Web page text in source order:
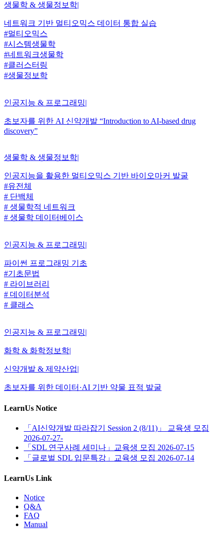
생물학 & 생물정보학|
네트워크 기반 멀티오믹스 데이터 통합 실습
#멀티오믹스
#시스템생물학
#네트워크생물학
#클러스터링
#생물정보학
인공지능 & 프로그래밍|
초보자를 위한 AI 신약개발 “Introduction to AI-based drug
discovery”
생물학 & 생물정보학|
인공지능을 활용한 멀티오믹스 기반 바이오마커 발굴
#유전체
# 단백체
# 생물학적 네트워크
# 생물학 데이터베이스
인공지능 & 프로그래밍|
파이썬 프로그래밍 기초
#기초문법
# 라이브러리
# 데이터분석
# 클래스
인공지능 & 프로그래밍|
화학 & 화학정보학|
신약개발 & 제약산업|
초보자를 위한 데이터·AI 기반 약물 표적 발굴
LearnUs Notice
「AI신약개발 따라잡기 Session 2 (8/11)」 교육생 모집
2026-07-27-
「SDL 연구사례 세미나」교육생 모집 2026-07-15
「글로벌 SDL 입문특강」교육생 모집 2026-07-14
LearnUs Link
Notice
Q&A
FAQ
Manual